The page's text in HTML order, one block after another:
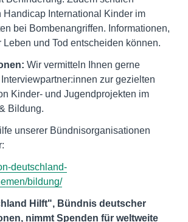
Handicap International Kinder im
bei Bombenangriffen. Informationen,
Leben und Tod entscheiden können.
Wir vermitteln Ihnen gerne
zur gezielten
Kinder- und Jugendprojekten im
Bildung.
unserer Bündnisorganisationen
deutschland-
bildung/
Hilft", Bündnis deutscher
nimmt Spenden für weltweite